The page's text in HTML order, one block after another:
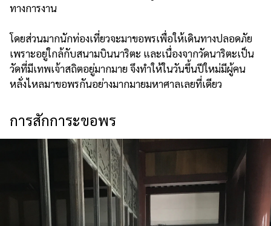
ทางการงาน
โดยส่วนมากนักท่องเที่ยวจะมาขอพรเพื่อให้เดินทางปลอดภัย
เพราะอยู่ใกล้กับสนามบินนาริตะ และเนื่องจากวัดนาริตะเป็น
วัดที่มีเทพเจ้าสถิตอยู่มากมาย จึงทำให้ในวันขึ้นปีใหม่มีผู้คน
หลั่งไหลมาขอพรกันอย่างมากมายมหาศาลเลยที่เดียว
การสักการะขอพร